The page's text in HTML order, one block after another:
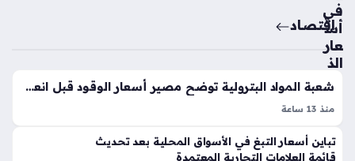
رما
ن
الو
دي
في
ال
س
وي
في
أس
عار
الذ
بال
س
وق
اقتصاد
شعبة المواد البترولية توضح مصير أسعار الوقود قبل انعقاد لجنة التسعير المرتقبة
منذ 13 ساعة
داخل الأسواق المحلية المصرية، إذ لا تزال محطات الوقود تعتمد
تباين أسعار التبغ في الأسواق المحلية بعد تحديث
قائمة العلامات التجارية المعتمدة